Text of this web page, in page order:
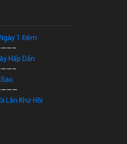
1 Đêm
Hấp Dẫn
Lẫn Khứ Hồi